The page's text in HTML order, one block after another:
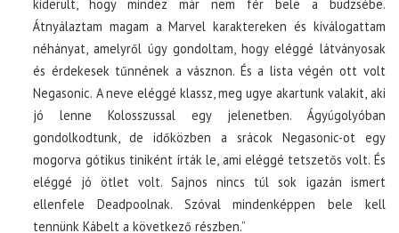
kiderült, hogy mindez már nem fér bele a büdzsébe.
Átnyálaztam magam a Marvel karaktereken és kiválogattam
néhányat, amelyről úgy gondoltam, hogy eléggé látványosak
és érdekesek tűnnének a vásznon. És a lista végén ott volt
Negasonic. A neve eléggé klassz, meg ugye akartunk valakit, aki
jó lenne Kolosszussal egy jelenetben. Ágyúgolyóban
gondolkodtunk, de időközben a srácok Negasonic-ot egy
mogorva gótikus tiniként írták le, ami eléggé tetszetős volt. És
eléggé jó ötlet volt. Sajnos nincs túl sok igazán ismert
ellenfele Deadpoolnak. Szóval mindenképpen bele kell
tennünk Kábelt a következő részben.”